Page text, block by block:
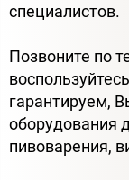
специалистов.
Позвоните по
гарантируем,
оборудования
пивоварения,